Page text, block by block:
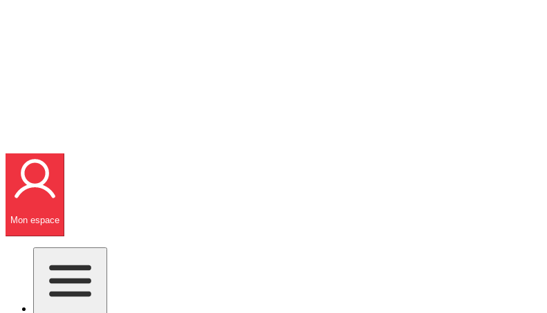
Mon espace